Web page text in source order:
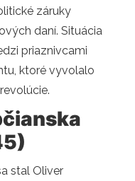
záruky
daní. Situácia
priaznivcami
ktoré vyvolalo
stal Oliver